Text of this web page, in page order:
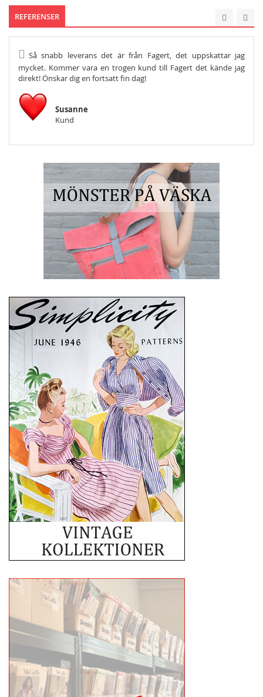
REFERENSER
Så snabb leverans det är från Fagert, det uppskattar jag
mycket. Kommer vara en trogen kund till Fagert det kände jag
direkt! Önskar dig en fortsatt fin dag!
Susanne
Kund